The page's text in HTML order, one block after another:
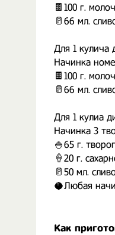
🍫100 г.
🥛66 мл.
Для 1 кулича
Начинка
🍫100 г.
🥛66 мл.
Для 1 кулиа
Начинка 3
🍚65 г.
🍦20 г.
🥛50 мл.
🥥Любая
Как